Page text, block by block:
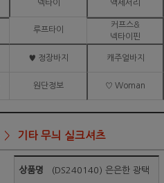
넥타이 액세서리
루프타이
커프스&
넥타이핀
♥ 정장바지 캐주얼바지
원단정보 ♡ Woman
기타 무늬 실크셔츠
상품명 (DS240140) 은은한 광택